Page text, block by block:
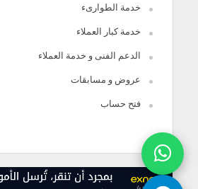
خدمة الطوارىء
خدمة كبار العملاء
الدعم الفنى و خدمة العملاء
عروض و مسابقات
فتح حساب